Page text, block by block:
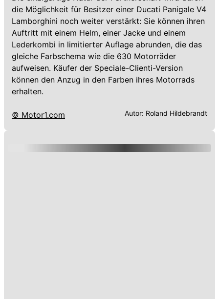
die Möglichkeit für Besitzer einer Ducati Panigale V4
Lamborghini noch weiter verstärkt: Sie können ihren
Auftritt mit einem Helm, einer Jacke und einem
Lederkombi in limitierter Auflage abrunden, die das
gleiche Farbschema wie die 630 Motorräder
aufweisen. Käufer der Speciale-Clienti-Version
können den Anzug in den Farben ihres Motorrads
erhalten.
© Motor1.com Autor: Roland Hildebrandt